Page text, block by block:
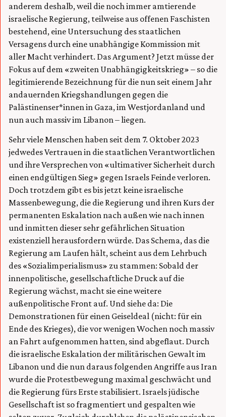
anderem deshalb, weil die noch immer amtierende
israelische Regierung, teilweise aus offenen Faschisten
bestehend, eine Untersuchung des staatlichen
Versagens durch eine unabhängige Kommission mit
aller Macht verhindert. Das Argument? Jetzt müsse der
Fokus auf dem «zweiten Unabhängigkeitskrieg» – so die
legitimierende Bezeichnung für die nun seit einem Jahr
andauernden Kriegshandlungen gegen die
Palästinenser*innen in Gaza, im Westjordanland und
nun auch massiv im Libanon – liegen.
Sehr viele Menschen haben seit dem 7. Oktober 2023
jedwedes Vertrauen in die staatlichen Verantwortlichen
und ihre Versprechen von «ultimativer Sicherheit durch
einen endgültigen Sieg» gegen Israels Feinde verloren.
Doch trotzdem gibt es bis jetzt keine israelische
Massenbewegung, die die Regierung und ihren Kurs der
permanenten Eskalation nach außen wie nach innen
und inmitten dieser sehr gefährlichen Situation
existenziell herausfordern würde. Das Schema, das die
Regierung am Laufen hält, scheint aus dem Lehrbuch
des «Sozialimperialismus» zu stammen: Sobald der
innenpolitische, gesellschaftliche Druck auf die
Regierung wächst, macht sie eine weitere
außenpolitische Front auf. Und siehe da: Die
Demonstrationen für einen Geiseldeal (nicht: für ein
Ende des Krieges), die vor wenigen Wochen noch massiv
an Fahrt aufgenommen hatten, sind abgeflaut. Durch
die israelische Eskalation der militärischen Gewalt im
Libanon und die nun daraus folgenden Angriffe aus Iran
wurde die Protestbewegung maximal geschwächt und
die Regierung fürs Erste stabilisiert. Israels jüdische
Gesellschaft ist so fragmentiert und gespalten wie